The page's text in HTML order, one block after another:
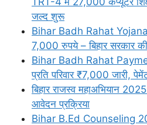
जल्द शुरू
Bihar Badh Rahat Yojana
7,000 रुपये – बिहार सरकार की
Bihar Badh Rahat
प्रति परिवार ₹7,000 जारी,
बिहार राजस्व महाअभियान
आवेदन प्रक्रिया
Bihar B.Ed Counseling